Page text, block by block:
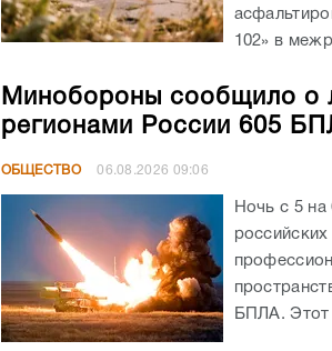
102» в
Минобороны сообщило о
регионами России 605
ОБЩЕСТВО 06.08.2026 09:06
Ночь с 5 на
БПЛА. Этот